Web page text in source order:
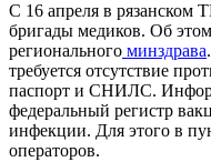
С 16 апреля в
бригады медиков. Об
регионального минздрава
требуется отсутствие
паспорт и СНИЛС.
федеральный регистр
инфекции. Для этого в
операторов.